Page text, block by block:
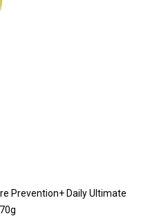
Prevention+ Daily Ultimate